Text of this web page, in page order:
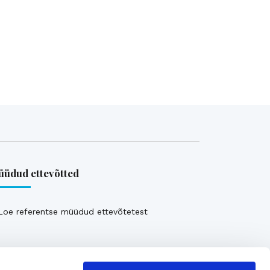
ettevõtted
referentse müüdud ettevõtetest